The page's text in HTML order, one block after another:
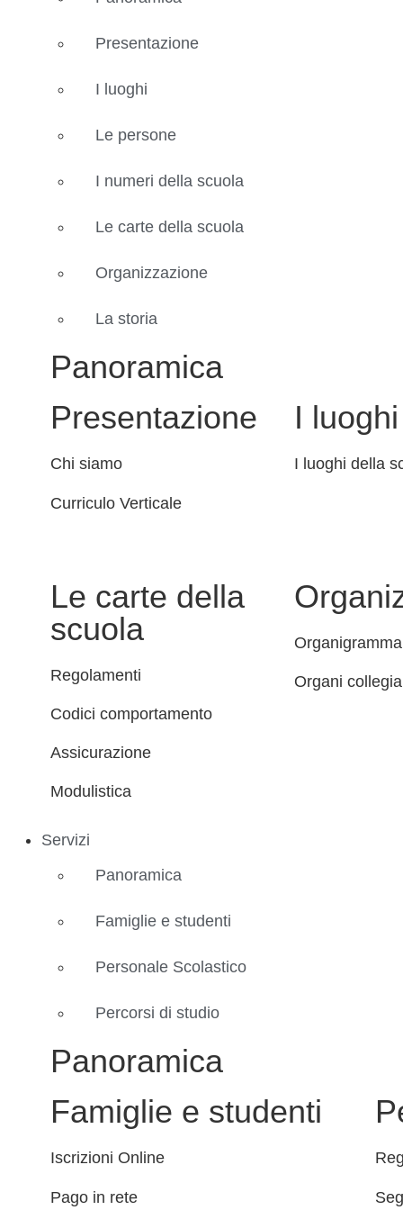
Presentazione
I luoghi
Le persone
I numeri della scuola
Le carte della scuola
Organizzazione
La storia
Panoramica
Presentazione
Chi siamo
Curriculo Verticale
I luoghi
I luoghi della
Le carte della
scuola
Regolamenti
Codici comportamento
Assicurazione
Modulistica
Organigramma
Organi
Servizi
Panoramica
Famiglie e studenti
Personale Scolastico
Percorsi di studio
Panoramica
Famiglie e studenti
Iscrizioni Online
Pago in rete